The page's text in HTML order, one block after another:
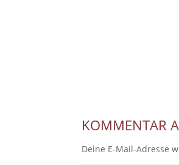
KOMMENTAR
Deine E-Mail-Adresse